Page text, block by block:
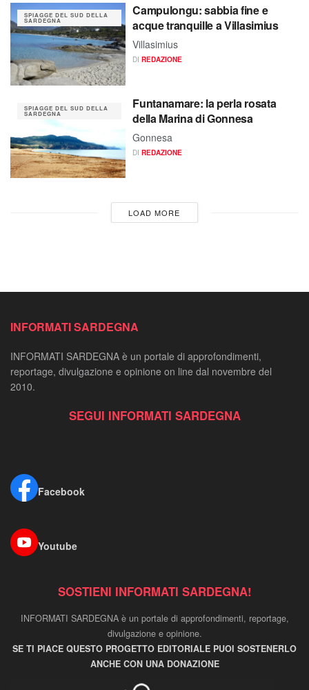
SPIAGGE DEL SUD DELLA
SARDEGNA
Campulongu: sabbia fine e
acque tranquille a Villasimius
Villasimius
DI REDAZIONE
SPIAGGE DEL SUD DELLA
SARDEGNA
Funtanamare: la perla rosata
della Marina di Gonnesa
Gonnesa
DI REDAZIONE
LOAD MORE
INFORMATI SARDEGNA
INFORMATI SARDEGNA è un portale di approfondimenti,
reportage, divulgazione e opinione on line dal novembre del
2010.
SEGUI INFORMATI SARDEGNA
Facebook
Youtube
SOSTIENI INFORMATI SARDEGNA!
INFORMATI SARDEGNA è un portale di approfondimenti, reportage,
divulgazione e opinione.
SE TI PIACE QUESTO PROGETTO EDITORIALE PUOI SOSTENERLO
ANCHE CON UNA DONAZIONE